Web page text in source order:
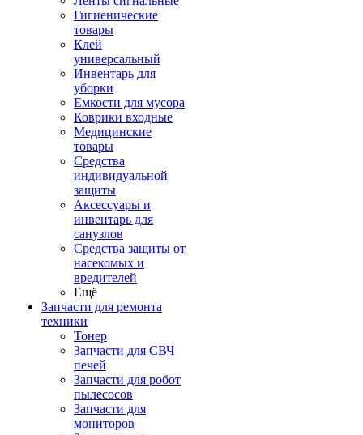
Гигиенические
товары
Клей
универсальный
Инвентарь для
уборки
Емкости для мусора
Коврики входные
Медицинские
товары
Средства
индивидуальной
защиты
Аксессуары и
инвентарь для
санузлов
Средства защиты от
насекомых и
вредителей
Ещё
Запчасти для ремонта
техники
Тонер
Запчасти для СВЧ
печей
Запчасти для робот
пылесосов
Запчасти для
мониторов